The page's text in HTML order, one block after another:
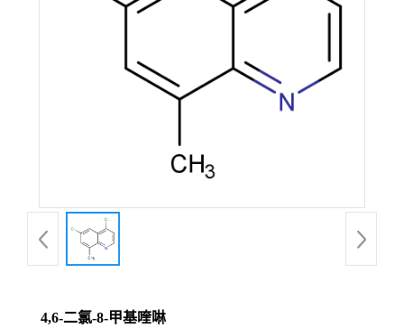
4,6-二氯-8-甲基喹啉